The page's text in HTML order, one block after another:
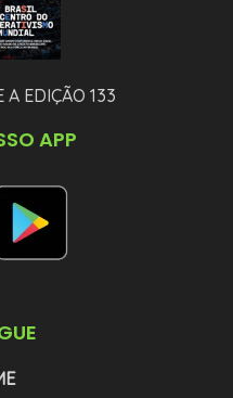
A EDIÇÃO 133
APP